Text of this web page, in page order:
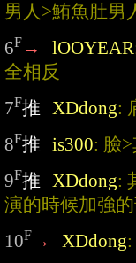
男人>鮪魚肚男
6F → lOOYEAR
全相反
7F推 XDdong:
8F推 is300: 臉
9F推 XDdong:
演的時候加強
10F → XDdong